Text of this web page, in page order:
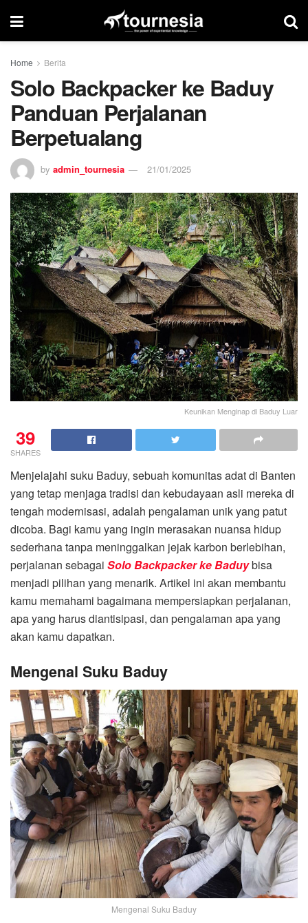
Home Berita
Solo Backpacker ke Baduy
Panduan Perjalanan
Berpetualang
by admin_tournesia 21/01/2025
Keunikan Menginap di Baduy Luar
39
SHARES
Menjelajahi suku Baduy, sebuah komunitas adat di Banten
yang tetap menjaga tradisi dan kebudayaan asli mereka di
tengah modernisasi, adalah pengalaman unik yang patut
dicoba. Bagi kamu yang ingin merasakan nuansa hidup
sederhana tanpa meninggalkan jejak karbon berlebihan,
perjalanan sebagai Solo Backpacker ke Baduybisa
menjadi pilihan yang menarik. Artikel ini akan membantu
kamu memahami bagaimana mempersiapkan perjalanan,
apa yang harus diantisipasi, dan pengalaman apa yang
akan kamu dapatkan.
Mengenal Suku Baduy
Mengenal Suku Baduy